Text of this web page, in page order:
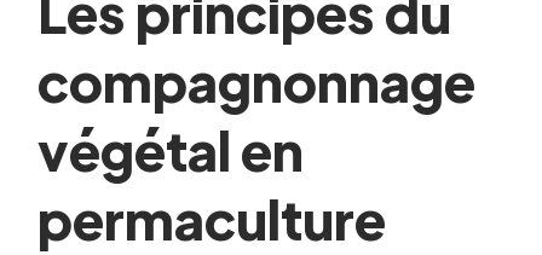
compagnonnage
végétal en
permaculture